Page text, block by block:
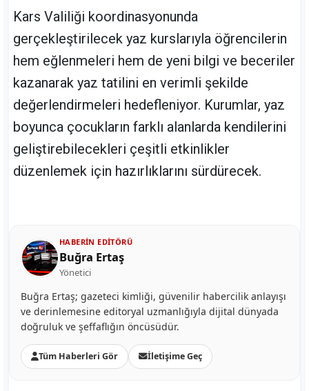
Kars Valiliği koordinasyonunda
gerçekleştirilecek yaz kurslarıyla öğrencilerin
hem eğlenmeleri hem de yeni bilgi ve beceriler
kazanarak yaz tatilini en verimli şekilde
değerlendirmeleri hedefleniyor. Kurumlar, yaz
boyunca çocukların farklı alanlarda kendilerini
geliştirebilecekleri çeşitli etkinlikler
düzenlemek için hazırlıklarını sürdürecek.
HABERIN EDITÖRÜ
Buğra Ertaş
Yönetici
Buğra Ertaş; gazeteci kimliği, güvenilir habercilik anlayışı
ve derinlemesine editoryal uzmanlığıyla dijital dünyada
doğruluk ve şeffaflığın öncüsüdür.
Tüm Haberleri Gör İletişime Geç